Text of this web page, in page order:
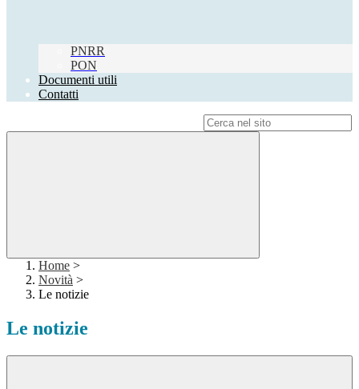
PNRR
PON
Documenti utili
Contatti
Home >
Novità >
Le notizie
Le notizie